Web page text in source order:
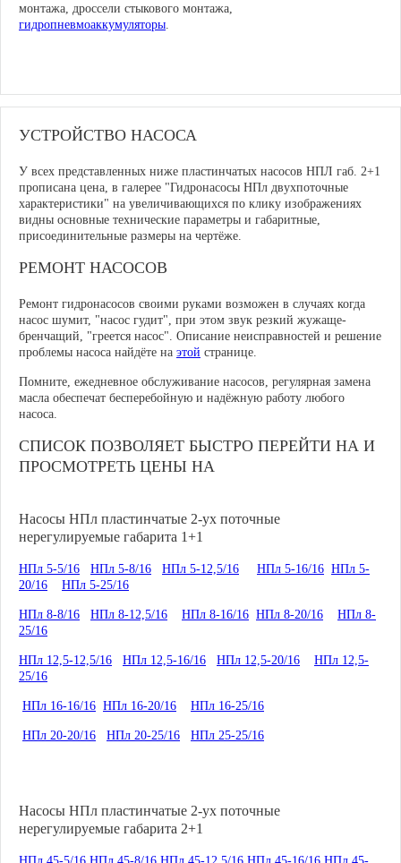
монтажа, дроссели стыкового монтажа,
гидропневмоаккумуляторы.
УСТРОЙСТВО НАСОСА
У всех представленных ниже пластинчатых насосов НПЛ габ. 2+1
прописана цена, в галерее "Гидронасосы НПл двухпоточные
характеристики" на увеличивающихся по клику изображениях
видны основные технические параметры и габаритные,
присоединительные размеры на чертёже.
РЕМОНТ НАСОСОВ
Ремонт гидронасосов своими руками возможен в случаях когда
насос шумит, "насос гудит", при этом звук резкий жужаще-
бренчащий, "греется насос". Описание неисправностей и решение
проблемы насоса найдёте на этой странице.
Помните, ежедневное обслуживание насосов, регулярная замена
масла обеспечат бесперебойную и надёжную работу любого
насоса.
СПИСОК ПОЗВОЛЯЕТ БЫСТРО ПЕРЕЙТИ НА И
ПРОСМОТРЕТЬ ЦЕНЫ НА
Насосы НПл пластинчатые 2-ух поточные
нерегулируемые габарита 1+1
НПл 5-5/16 НПл 5-8/16 НПл 5-12,5/16 НПл 5-16/16 НПл 5-
20/16
НПл 5-25/16
НПл 8-8/16 НПл 8-12,5/16 НПл 8-16/16 НПл 8-20/16
НПл 8-
25/16
НПл 12,5-12,5/16 НПл 12,5-16/16 НПл 12,5-20/16
НПл 12,5-
25/16
НПл 16-16/16 НПл 16-20/16 НПл 16-25/16
НПл 20-20/16 НПл 20-25/16 НПл 25-25/16
Насосы НПл пластинчатые 2-ух поточные
нерегулируемые габарита 2+1